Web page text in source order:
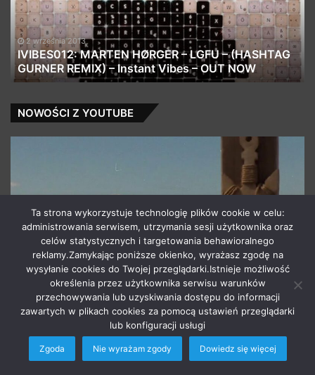
30 listopada 2017
Krafty:Chali BBC Radio 6 Session
NOWOŚCI Z YOUTUBE
prod.Czaha/Matt
Tossi
14 lutego 2026
Dudek P56 – Best Friend prod.Czaha/Matt Tossi
JUTRO
Ta strona wykorzystuje technologię plików cookie w celu:
administrowania serwisem, utrzymania sesji użytkownika oraz
celów statystycznych i targetowania behawioralnego
reklamy.Zamykając poniższe okienko, wyrażasz zgodę na
wysyłanie cookies do Twojej przeglądarki.Istnieje możliwość
określenia przez użytkownika serwisu warunków
przechowywania lub uzyskiwania dostępu do informacji
zawartych w plikach cookies za pomocą ustawień przeglądarki
lub konfiguracji usługi
Zgoda Nie wyrażam zgody Dowiedz się więcej